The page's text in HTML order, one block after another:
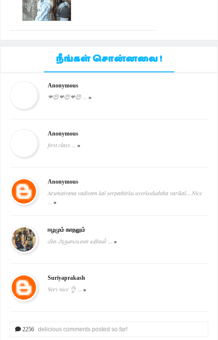
நீங்கள் சொன்னவை !
Anonymous
❤😍❤😍❤😍 ... »
Anonymous
first class ... »
Anonymous
Arumaiyana vadivam kal serpathirku uyerkoduththa varikal....Nice
»
ஈழமும் காதலும்
மிக அருமையான வரிகள் ... »
Suriyaprakash
Very nice 👌 ... »
2256 delicious comments posted so far!